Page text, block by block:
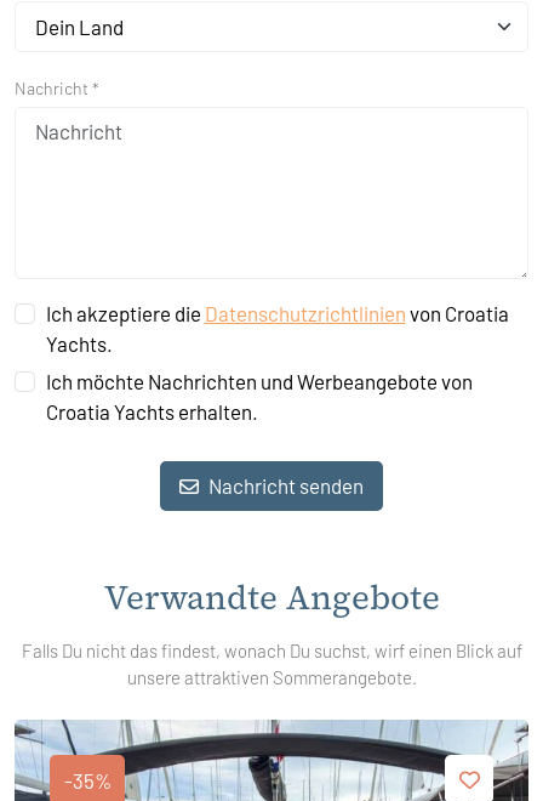
Dein Land
Nachricht *
Ich akzeptiere die Datenschutzrichtlinien von Croatia
Yachts.
Ich möchte Nachrichten und Werbeangebote von
Croatia Yachts erhalten.
Nachricht senden
Verwandte Angebote
Falls Du nicht das findest, wonach Du suchst, wirf einen Blick auf
unsere attraktiven Sommerangebote.
-35%